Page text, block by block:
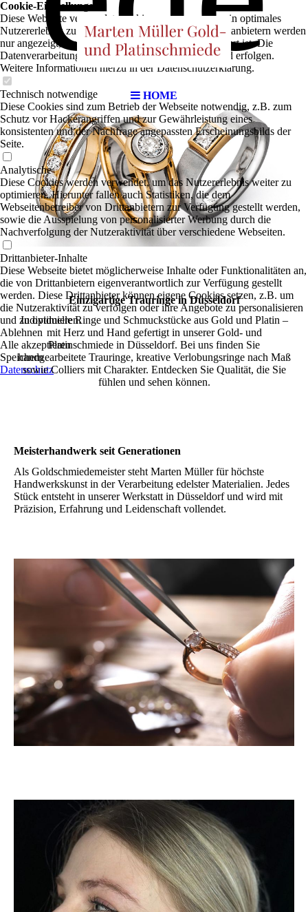
HOME
Einzigartige Trauringe in Düsseldorf
Individuelle Ringe und Schmuckstücke aus Gold und Platin –
mit Herz und Hand gefertigt in unserer Gold- und
Platinschmiede in Düsseldorf. Bei uns finden Sie
handgearbeitete Trauringe, kreative Verlobungsringe nach Maß
sowie Colliers mit Charakter. Entdecken Sie Qualität, die Sie
fühlen und sehen können.
Meisterhandwerk seit Generationen
Als Goldschmiedemeister steht Marten Müller für höchste
Handwerkskunst in der Verarbeitung edelster Materialien. Jedes
Stück entsteht in unserer Werkstatt in Düsseldorf und wird mit
Präzision, Erfahrung und Leidenschaft vollendet.
Cookie-Einstellungen
Diese Webseite verwendet Cookies, um Besuchern ein optimales
Nutzererlebnis zu bieten. Bestimmte Inhalte von Drittanbietern werden
nur angezeigt, wenn die entsprechende Option aktiviert ist. Die
Datenverarbeitung kann dann auch in einem Drittland erfolgen.
Weitere Informationen hierzu in der Datenschutzerklärung.
Technisch notwendige
Diese Cookies sind zum Betrieb der Webseite notwendig, z.B. zum
Schutz vor Hackerangriffen und zur Gewährleistung eines
konsistenten und der Nachfrage angepassten Erscheinungsbilds der
Seite.
Analytische
Diese Cookies werden verwendet, um das Nutzererlebnis weiter zu
optimieren. Hierunter fallen auch Statistiken, die dem
Webseitenbetreiber von Drittanbietern zur Verfügung gestellt werden,
sowie die Ausspielung von personalisierter Werbung durch die
Nachverfolgung der Nutzeraktivität über verschiedene Webseiten.
Drittanbieter-Inhalte
Diese Webseite bietet möglicherweise Inhalte oder Funktionalitäten an,
die von Drittanbietern eigenverantwortlich zur Verfügung gestellt
werden. Diese Drittanbieter können eigene Cookies setzen, z.B. um
die Nutzeraktivität zu verfolgen oder ihre Angebote zu personalisieren
und zu optimieren.
Ablehnen
Alle akzeptieren
Speichern
Datenschutz